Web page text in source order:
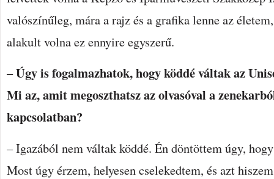
valószínűleg, mára a rajz és a grafika lenne az
alakult volna ez ennyire egyszerű.
– Úgy is fogalmazhatok, hogy köddé váltak az
Mi az, amit megoszthatsz az olvasóval a
kapcsolatban?
– Igazából nem váltak köddé. Én döntöttem úgy,
Most úgy érzem, helyesen cselekedtem, és azt